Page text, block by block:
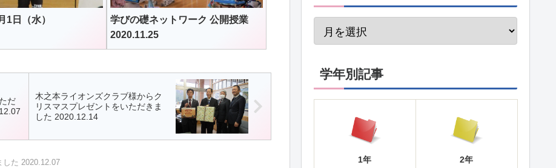
1日（水）
学びの礎ネットワーク 公開授業
2020.11.25
だ
木之本ライオンズクラブ様からク
リスマスプレゼントをいただきま
した 2020.12.14
した 2020.12.07
学年別記事
1年 2年